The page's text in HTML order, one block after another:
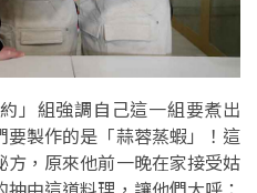
」組強調自己這一組要煮出
要製作的是「蒜蓉蒸蝦」！這
，原來他前一晚在家接受姑